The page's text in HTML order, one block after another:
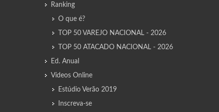
Ranking
O que é?
TOP 50 VAREJO NACIONAL - 2026
TOP 50 ATACADO NACIONAL - 2026
Ed. Anual
Vídeos Online
Estúdio Verão 2019
Inscreva-se